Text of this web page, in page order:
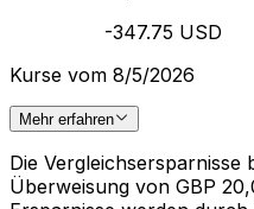
-347.75 USD
Kurse vom 8/5/2026
Mehr erfahren
Die Vergleichsersparnisse
Überweisung von GBP